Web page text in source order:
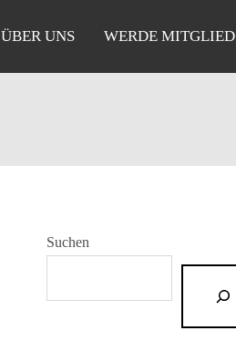
ÜBER UNS WERDE MITGLIED
Suchen